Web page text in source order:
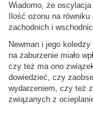
Wiadomo, że oscylacja
Ilość ozonu na
zachodnich i
Newman i jego
na zaburzenie miało
czy też ma ono
dowiedzieć, czy
wydarzeniem, czy też
związanych z